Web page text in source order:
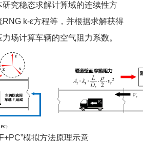
究稳态求解计算域的连续性方
k-ε方程等，并根据求解获得
场计算车辆的空气阻力系数。
模拟方法原理示意